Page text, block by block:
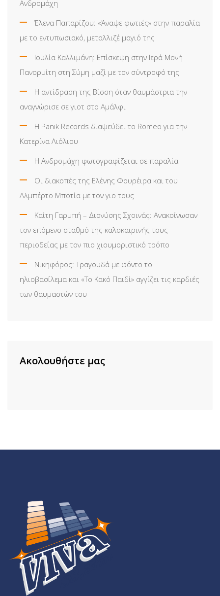
Ανδρομάχη
Έλενα Παπαρίζου: «Άναψε φωτιές» στην παραλία
με το εντυπωσιακό, μεταλλιζέ μαγιό της
Ιουλία Καλλιμάνη: Επίσκεψη στην Ιερά Μονή
Πανορμίτη στη Σύμη μαζί με τον σύντροφό της
Η αντίδραση της Βίσση όταν θαυμάστρια την
αναγνώρισε σε γιοτ στο Αμάλφι
Η Panik Records διαψεύδει το Romeo για την
Κατερίνα Λιόλιου
Η Ανδρομάχη φωτογραφίζεται σε παραλία
Οι διακοπές της Ελένης Φουρέιρα και του
Αλμπέρτο Μποτία με τον γιο τους
Καίτη Γαρμπή – Διονύσης Σχοινάς: Ανακοίνωσαν
τον επόμενο σταθμό της καλοκαιρινής τους
περιοδείας με τον πιο χιουμοριστικό τρόπο
Νικηφόρος: Τραγουδά με φόντο το
ηλιοβασίλεμα και «Το Κακό Παιδί» αγγίζει τις καρδιές
των θαυμαστών του
Ακολουθήστε μας